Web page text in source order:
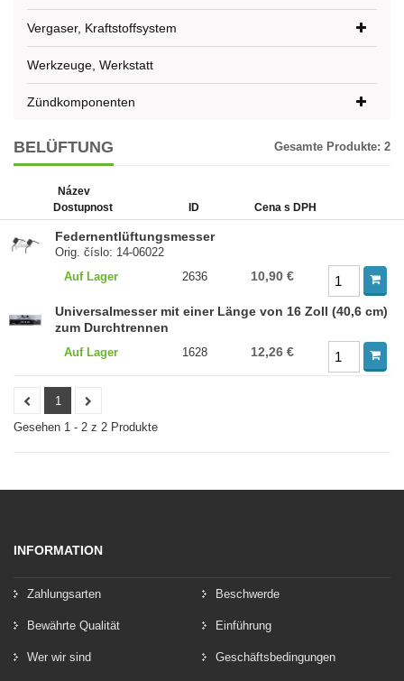
Vergaser, Kraftstoffsystem
Werkzeuge, Werkstatt
Zündkomponenten
BELÜFTUNG Gesamte Produkte: 2
Název
Dostupnost
ID Cena s DPH
Federnentlüftungsmesser
Orig. číslo: 14-06022
Auf Lager
2636 10,90 €
Universalmesser mit einer Länge von 16 Zoll (40,6 cm)
zum Durchtrennen
Auf Lager 1628 12,26 €
1
Gesehen 1 - 2 z 2 Produkte
INFORMATION
Zahlungsarten Beschwerde
Bewährte Qualität Einführung
Wer wir sind Geschäftsbedingungen